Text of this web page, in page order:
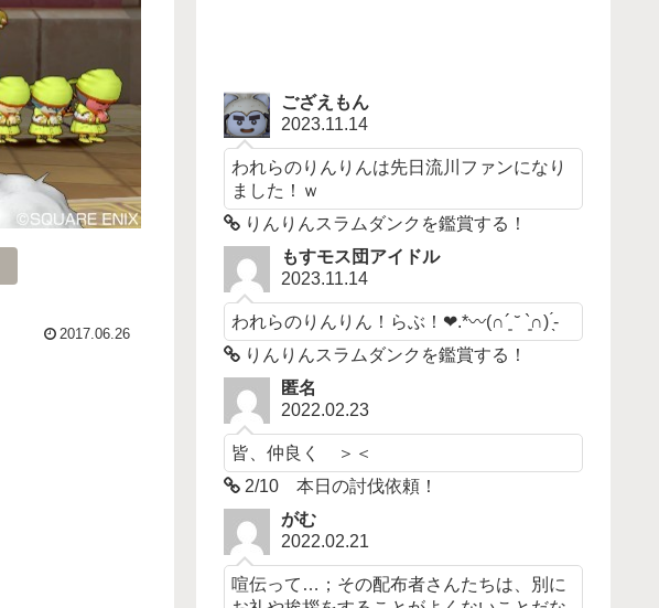
2017.06.26
ござえもん
2023.11.14
われらのりんりんは先日流川ファンになり
ました！ｗ
りんりんスラムダンクを鑑賞する！
もすモス団アイドル
2023.11.14
われらのりんりん！らぶ！❤︎.*〰︎︎‪(∩´͈ ˘ `͈∩)︎ ̖́-‬
りんりんスラムダンクを鑑賞する！
匿名
2022.02.23
皆、仲良く ＞＜
2/10 本日の討伐依頼！
がむ
2022.02.21
喧伝って…；その配布者さんたちは、別に